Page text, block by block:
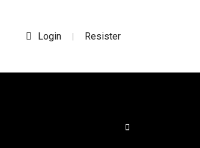
Login | Resister